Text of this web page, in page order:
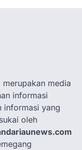
merupakan media
informasi
informasi yang
oleh